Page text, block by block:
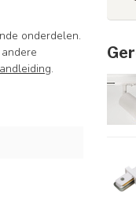
onderdelen.
.